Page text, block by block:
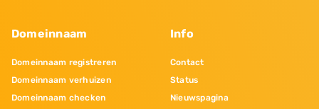
Domeinnaam
Domeinnaam registreren
Domeinnaam verhuizen
Domeinnaam checken
Info
Contact
Status
Nieuwspagina